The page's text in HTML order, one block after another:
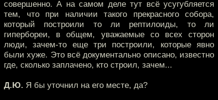
совершенно. А на самом деле тут всё усугубляется
тем, что при наличии такого прекрасного собора,
который построили то ли рептилоиды, то ли
гипербореи, в общем, уважаемые со всех сторон
люди, зачем-то еще три построили, которые явно
были хуже. Это всё документально описано, известно
где, сколько заплачено, кто строил, зачем...
Д.Ю. Я бы уточнил на его месте, да?